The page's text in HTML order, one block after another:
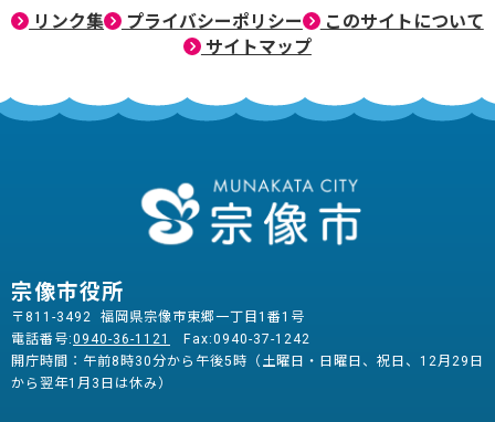
リンク集 プライバシーポリシー
このサイトについて
サイトマップ
宗像市役所
〒811-3492 福岡県宗像市東郷一丁目1番1号
電話番号:0940-36-1121
Fax:0940-37-1242
開庁時間：午前8時30分から午後5時（土曜日・日曜日、祝日、12月29日
から翌年1月3日は休み）